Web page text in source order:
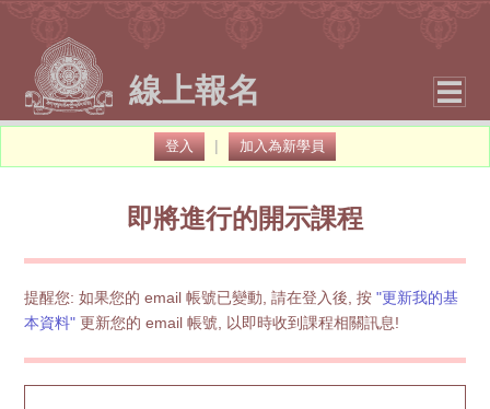
線上報名
登入 | 加入為新學員
即將進行的開示課程
提醒您: 如果您的 email 帳號已變動, 請在登入後, 按"更新我的基
本資料" 更新您的 email 帳號, 以即時收到課程相關訊息!